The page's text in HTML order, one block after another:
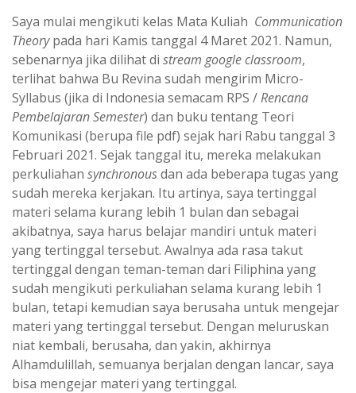
Saya mulai mengikuti kelas Mata Kuliah Communication
Theorypada hari Kamis tanggal 4 Maret 2021. Namun,
sebenarnya jika dilihat di stream google classroom,
terlihat bahwa Bu Revina sudah mengirim Micro-
Syllabus (jika di Indonesia semacam RPS /Rencana
Pembelajaran Semester) dan buku tentang Teori
Komunikasi (berupa file pdf) sejak hari Rabu tanggal 3
Februari 2021. Sejak tanggal itu, mereka melakukan
perkuliahan synchronousdan ada beberapa tugas yang
sudah mereka kerjakan. Itu artinya, saya tertinggal
materi selama kurang lebih 1 bulan dan sebagai
akibatnya, saya harus belajar mandiri untuk materi
yang tertinggal tersebut. Awalnya ada rasa takut
tertinggal dengan teman-teman dari Filiphina yang
sudah mengikuti perkuliahan selama kurang lebih 1
bulan, tetapi kemudian saya berusaha untuk mengejar
materi yang tertinggal tersebut. Dengan meluruskan
niat kembali, berusaha, dan yakin, akhirnya
Alhamdulillah, semuanya berjalan dengan lancar, saya
bisa mengejar materi yang tertinggal.